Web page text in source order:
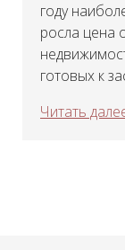
году
росла цена
готовых к
Читать